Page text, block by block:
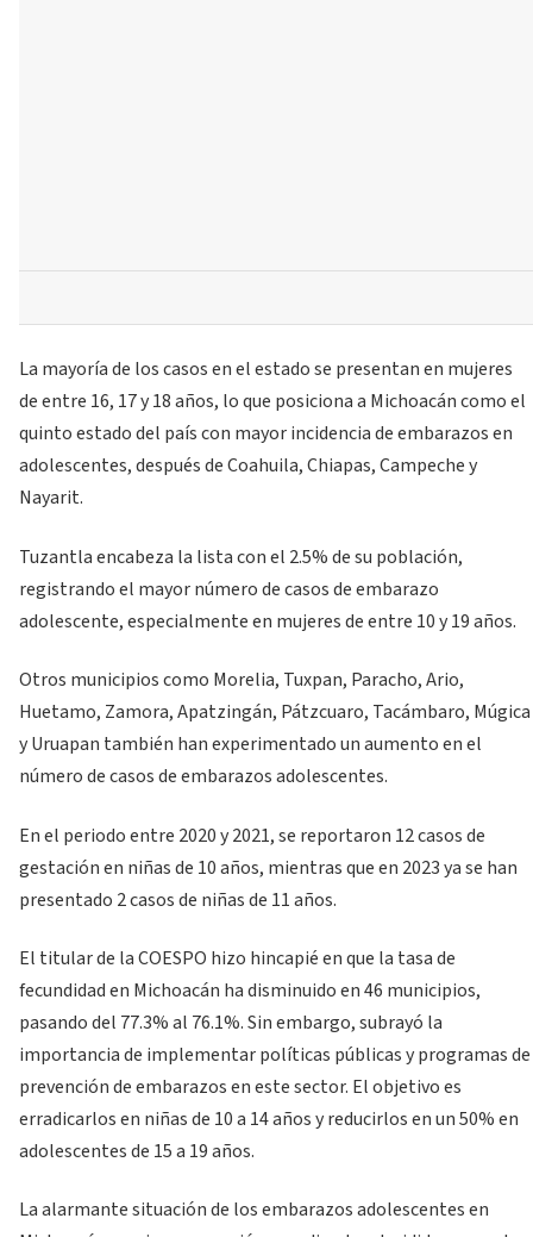
La mayoría de los casos en el estado se presentan en mujeres
de entre 16, 17 y 18 años, lo que posiciona a Michoacán como el
quinto estado del país con mayor incidencia de embarazos en
adolescentes, después de Coahuila, Chiapas, Campeche y
Nayarit.
Tuzantla encabeza la lista con el 2.5% de su población,
registrando el mayor número de casos de embarazo
adolescente, especialmente en mujeres de entre 10 y 19 años.
Otros municipios como Morelia, Tuxpan, Paracho, Ario,
Huetamo, Zamora, Apatzingán, Pátzcuaro, Tacámbaro, Múgica
y Uruapan también han experimentado un aumento en el
número de casos de embarazos adolescentes.
En el periodo entre 2020 y 2021, se reportaron 12 casos de
gestación en niñas de 10 años, mientras que en 2023 ya se han
presentado 2 casos de niñas de 11 años.
El titular de la COESPO hizo hincapié en que la tasa de
fecundidad en Michoacán ha disminuido en 46 municipios,
pasando del 77.3% al 76.1%. Sin embargo, subrayó la
importancia de implementar políticas públicas y programas de
prevención de embarazos en este sector. El objetivo es
erradicarlos en niñas de 10 a 14 años y reducirlos en un 50% en
adolescentes de 15 a 19 años.
La alarmante situación de los embarazos adolescentes en